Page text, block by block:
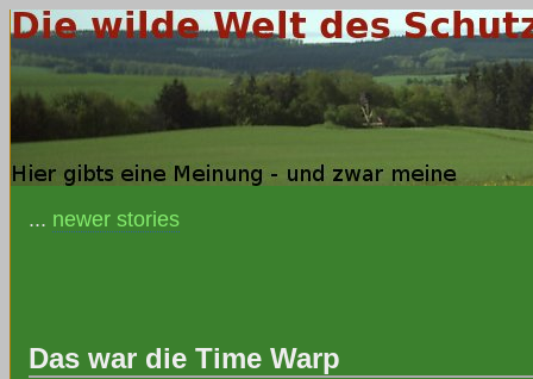
... newer stories
Das war die Time Warp